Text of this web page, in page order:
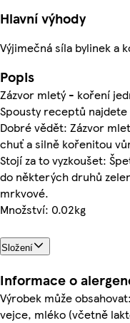
Hlavní výhody
Výjimečná síla bylinek a
Popis
Zázvor mletý - koření
Spousty receptů
Dobré vědět: Zázvor
chuť a silně kořenitou
Stojí za to vyzkoušet:
do některých druhů
mrkvové.
Množství: 0.02kg
Složení
Informace o
Výrobek může
vejce, mléko (včetně